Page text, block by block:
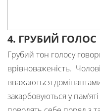
4. ГРУБИЙ ГОЛОС
Грубий тон голосу
врівноваженість.
вважаються
закарбовуються у